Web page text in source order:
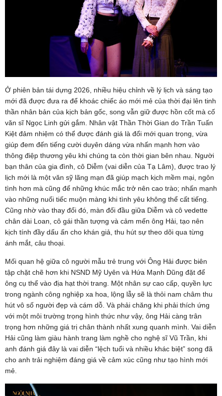
Ở phiên bản tái dựng 2026, nhiều hiệu chỉnh về lý lịch và sáng tạo
mới đã được đưa ra để khoác chiếc áo mới mẻ của thời đại lên tinh
thần nhân bản của kịch bản gốc, song vẫn giữ được hồn cốt mà cố
văn sĩ Ngọc Linh gửi gắm. Nhân vật Thần Thời Gian do Trần Tuấn
Kiệt đảm nhiệm có thể được đánh giá là đổi mới quan trọng, vừa
giúp đem đến tiếng cười duyên dáng vừa nhấn mạnh hơn vào
thông điệp thương yêu khi chúng ta còn thời gian bên nhau. Người
bạn thân của gia đình, cô Diễm (vai diễn của Tạ Lâm), được trao lý
lịch mới là một văn sỹ lãng mạn đã giúp mạch kịch mềm mại, ngôn
tình hơn mà cũng để những khúc mắc trở nên cao trào; nhấn mạnh
vào những nuối tiếc muộn màng khi tình yêu không thể cất tiếng.
Cũng nhờ vào thay đổi đó, màn đối đầu giữa Diễm và cô vedette
chân dài Loan, cô gái thần tượng và cảm mến ông Hải, tạo nên
kịch tính đầy dấu ấn cho khán giả, thu hút sự theo dõi qua từng
ánh mắt, câu thoại.
Mối quan hệ giữa cô người mẫu trẻ trung với Ông Hải được biên
tập chặt chẽ hơn khi NSND Mỹ Uyên và Hứa Mạnh Dũng đặt để
ông cụ thể vào địa hạt thời trang. Một nhân sự cao cấp, quyền lực
trong ngành công nghiệp xa hoa, lộng lẫy sẽ là thỏi nam châm thu
hút vô số người đẹp và cám dỗ. Và phải chăng khi phải thích ứng
với một môi trường trọng hình thức như vậy, ông Hải càng trân
trọng hơn những giá trị chân thành nhất xung quanh mình. Vai diễn
Hải cũng làm giàu hành trang làm nghề cho nghệ sĩ Vũ Trần, khi
anh đánh giá đây là vai diễn “lệch tuổi và nhiều khác biệt” song đã
cho anh trải nghiệm đáng giá về cảm xúc cũng như tạo hình mới
mẻ.